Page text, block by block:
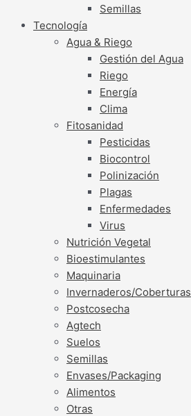
Semillas
Tecnología
Agua & Riego
Gestión del Agua
Riego
Energía
Clima
Fitosanidad
Pesticidas
Biocontrol
Polinización
Plagas
Enfermedades
Virus
Nutrición Vegetal
Bioestimulantes
Maquinaria
Invernaderos/Coberturas
Postcosecha
Agtech
Suelos
Semillas
Envases/Packaging
Alimentos
Otras